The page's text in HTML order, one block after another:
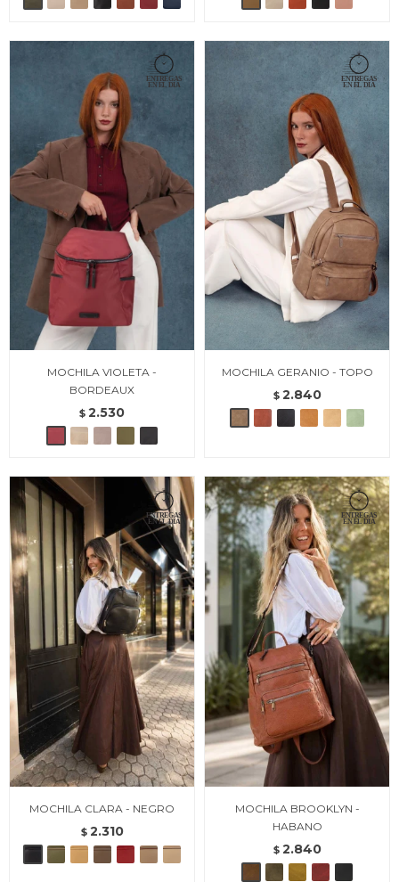
MOCHILA VIOLETA -
BORDEAUX
$ 2.530
MOCHILA GERANIO - TOPO
$ 2.840
MOCHILA CLARA - NEGRO
$ 2.310
MOCHILA BROOKLYN -
HABANO
$ 2.840